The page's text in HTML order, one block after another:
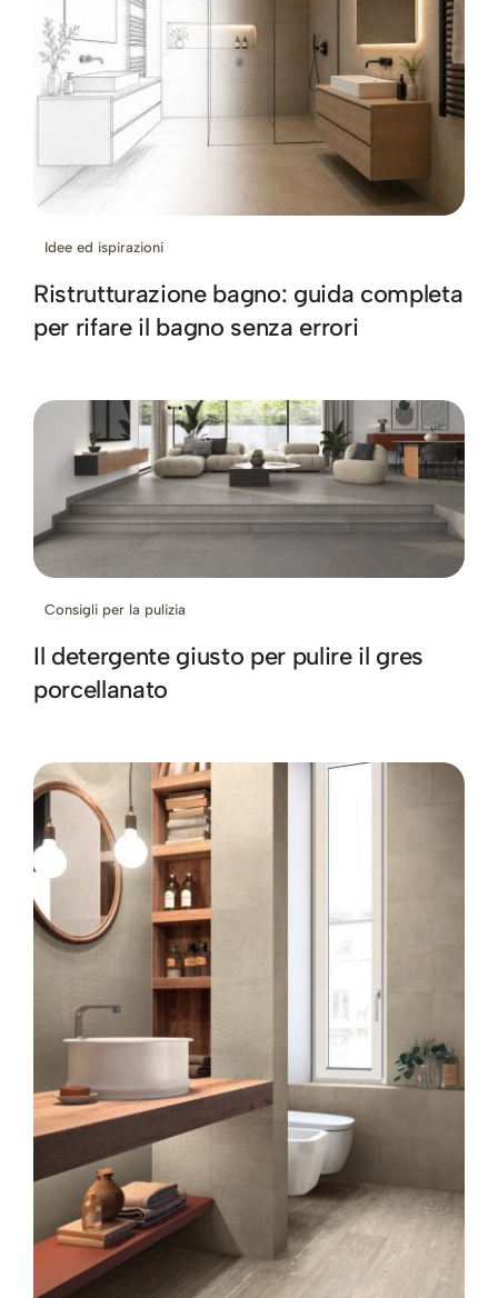
Idee ed ispirazioni
Ristrutturazione bagno: guida completa
per rifare il bagno senza errori
Consigli per la pulizia
Il detergente giusto per pulire il gres
porcellanato